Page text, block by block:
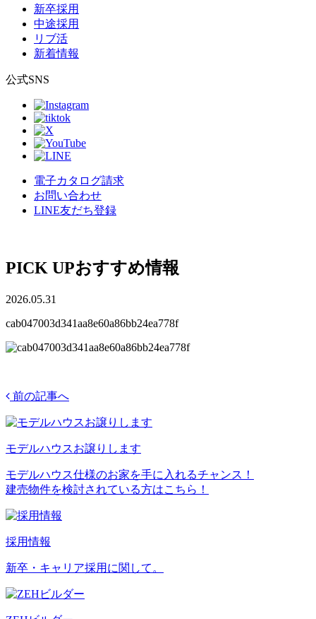
新卒採用
中途採用
リブ活
新着情報
公式SNS
電子カタログ請求
お問い合わせ
LINE友だち登録
PICK UPおすすめ情報
2026.05.31
cab047003d341aa8e60a86bb24ea778f
前の記事へ
モデルハウスお譲りします
モデルハウス仕様のお家を手に入れるチャンス！
建売物件を検討されている方はこちら！
採用情報
新卒・キャリア採用に関して。